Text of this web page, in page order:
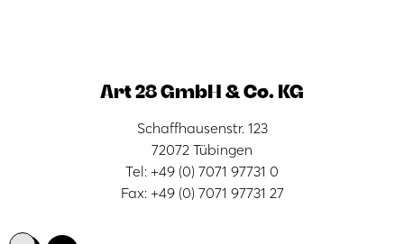
Art 28 GmbH & Co. KG
Schaffhausenstr. 123
72072 Tübingen
Tel: +49 (0) 7071 97731 0
Fax: +49 (0) 7071 97731 27